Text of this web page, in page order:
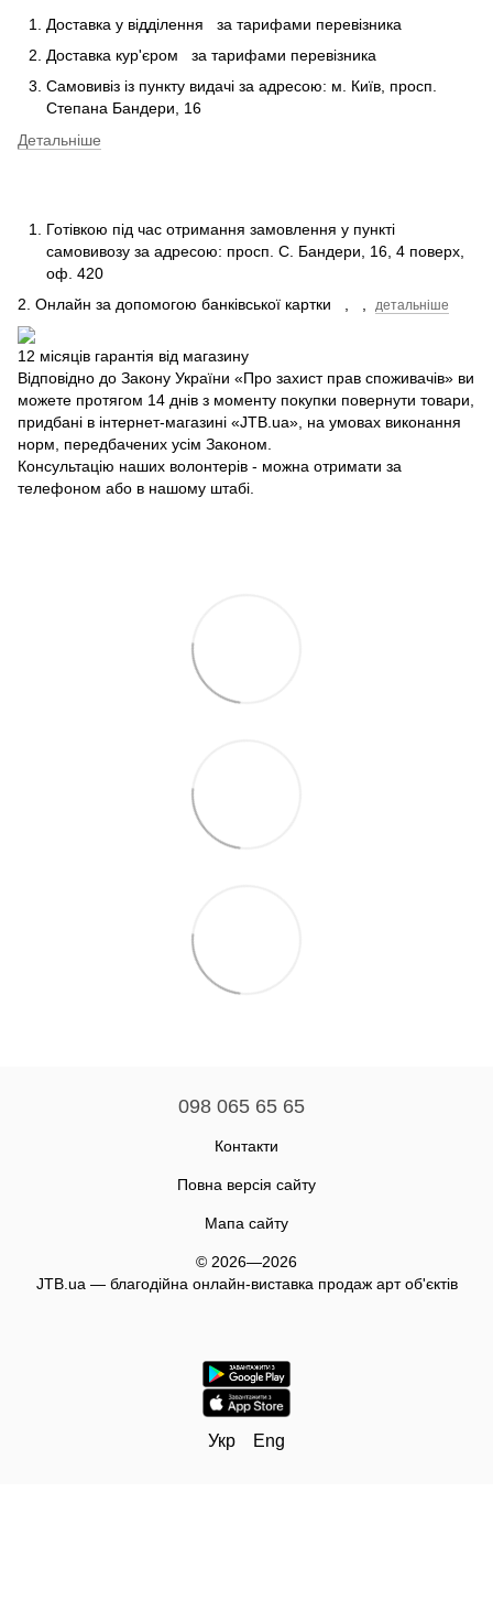
Доставка у відділення
за тарифами перевізника
Доставка кур'єром
за тарифами перевізника
Самовивіз із пункту видачі за адресою: м. Київ, просп.
Степана Бандери, 16
Детальніше
Готівкою під час отримання замовлення у пункті
самовивозу за адресою: просп. С. Бандери, 16, 4 поверх,
оф. 420
2. Онлайн за допомогою банківської картки
детальніше
12 місяців гарантія від магазину
Відповідно до Закону України «Про захист прав споживачів» ви
можете протягом 14 днів з моменту покупки повернути товари,
придбані в інтернет-магазині «JTB.ua», на умовах виконання
норм, передбачених усім Законом.
Консультацію наших волонтерів - можна отримати за
телефоном або в нашому штабі.
098 065 65 65
Контакти
Повна версія сайту
Мапа сайту
© 2026—2026
JTB.ua — благодійна онлайн-виставка продаж арт об'єктів
Укр Eng